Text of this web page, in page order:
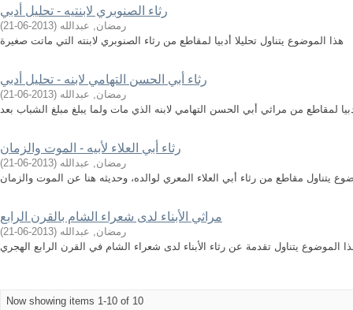
رثاء الصنوبري لابنتيه - تحليل أدبي
رمضان, عبدالله (
2013-06-21
)
هذا الموضوع يتناول تحليلا أدبيا لمقاطع من رثاء الصنوبري لابنته التي ماتت صغيرة
رثاء أبي الحسن التهامي لابنه - تحليل أدبي
رمضان, عبدالله (
2013-06-21
)
لمقاطع من مراثي أبي الحسن التهامي لابنه الذي مات ولما يبلغ مبلغ الشباب بعد
رثاء أبي العلاء لأبيه - الموت والزمان
رمضان, عبدالله (
2013-06-21
)
يتناول مقاطع من رثاء أبي العلاء المعري لوالده، وحديثه هنا عن الموت والزمان
مراثي الأبناء لدى شعراء الشام بالقرن الرابع
رمضان, عبدالله (
2013-06-21
)
الموضوع يتناول تقدمة عن رثاء الأبناء لدى شعراء الشام في القرن الرابع الهجري
Now showing items 1-10 of 10